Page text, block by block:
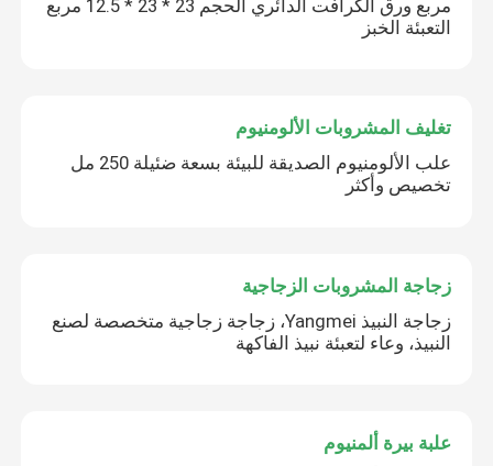
مربع ورق الكرافت الدائري الحجم 23 * 23 * 12.5 مربع
التعبئة الخبز
تغليف المشروبات الألومنيوم
علب الألومنيوم الصديقة للبيئة بسعة ضئيلة 250 مل
تخصيص وأكثر
زجاجة المشروبات الزجاجية
زجاجة النبيذ Yangmei، زجاجة زجاجية متخصصة لصنع
النبيذ، وعاء لتعبئة نبيذ الفاكهة
علبة بيرة ألمنيوم